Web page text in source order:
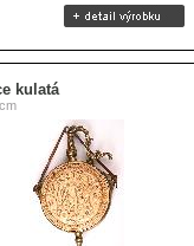
kulatá